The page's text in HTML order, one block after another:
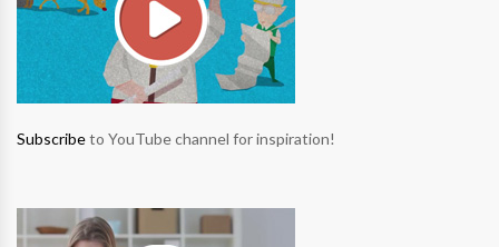
Subscribeto YouTube channel for inspiration!